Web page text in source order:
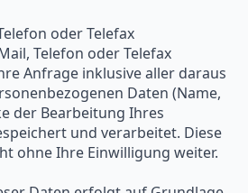
oder Telefax
Telefon oder Telefax
Anfrage inklusive aller daraus
Daten (Name,
der Bearbeitung Ihres
und verarbeitet. Diese
ohne Ihre Einwilligung weiter.